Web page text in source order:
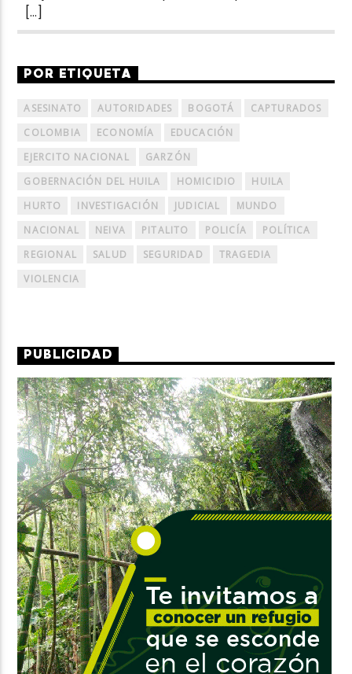
[…]
POR ETIQUETA
ASESINATO AUTORIDADES BOGOTÁ
CAPTURADOS
COLOMBIA
ECONOMÍA
EDUCACIÓN
EJERCITO NACIONAL
GARZÓN
GOBERNACIÓN DEL HUILA
HOMICIDIO
HUILA
HURTO
INVESTIGACIÓN JUDICIAL
MUNDO
NACIONAL
NEIVA PITALITO POLICÍA
POLÍTICA
REGIONAL
SALUD SEGURIDAD
TRAGEDIA
VIOLENCIA
PUBLICIDAD